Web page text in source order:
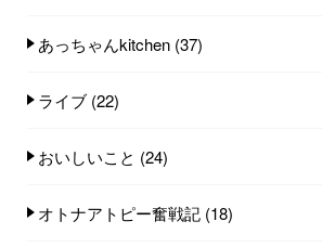
あっちゃんkitchen (37)
ライブ (22)
おいしいこと (24)
オトナアトピー奮戦記 (18)